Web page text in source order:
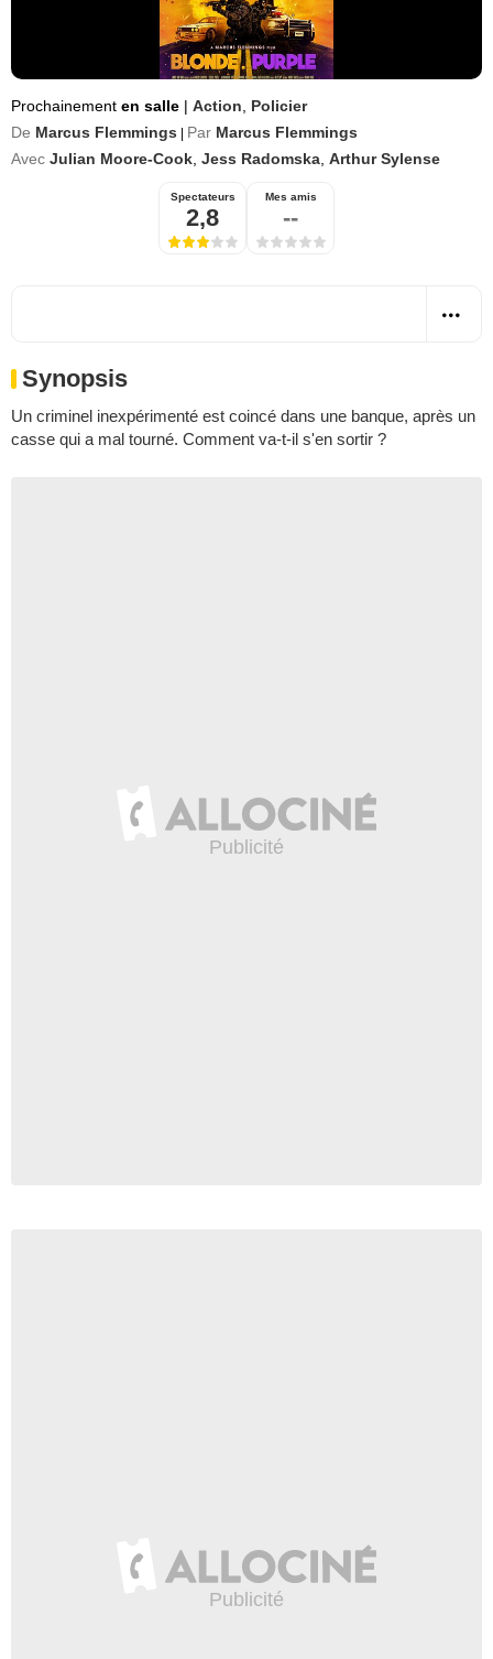
Prochainement en salle | Action
Policier
De Marcus Flemmings Par Marcus Flemmings
Avec Julian Moore-Cook Jess Radomska Arthur Sylense
Spectateurs
2,8
Mes amis
--
Synopsis
Un criminel inexpérimenté est coincé dans une banque, après un
casse qui a mal tourné. Comment va-t-il s'en sortir ?